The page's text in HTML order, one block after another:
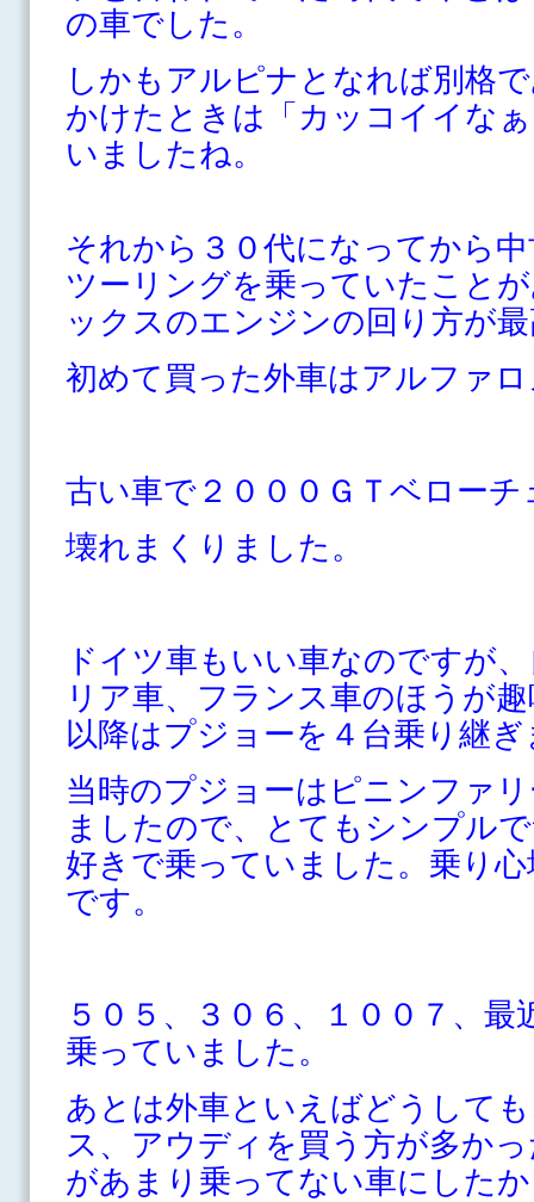
の車でした。
しかもアルピナとなれば別格
かけたときは「カッコイイな
いましたね。
それから３０代になってから
ツーリングを乗っていたこと
ックスのエンジンの回り方が
初めて買った外車はアルファ
古い車で２０００ＧＴベロー
壊れまくりました。
ドイツ車もいい車なのですが
リア車、フランス車のほうが
以降はプジョーを４台乗り継
当時のプジョーはピニンファ
ましたので、とてもシンプル
好きで乗っていました。乗り
です。
５０５、３０６、１００７、
乗っていました。
あとは外車といえばどうして
ス、アウディを買う方が多か
があまり乗ってない車にした